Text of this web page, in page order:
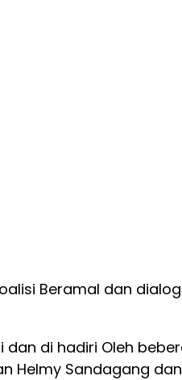
Beramal dan
di hadiri Oleh
Helmy Sandagang